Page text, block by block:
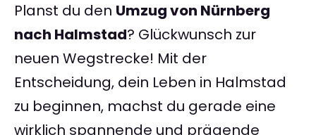
Planst du den Umzug von Nürnberg
nach Halmstad? Glückwunsch zur
neuen Wegstrecke! Mit der
Entscheidung, dein Leben in Halmstad
zu beginnen, machst du gerade eine
wirklich spannende und prägende